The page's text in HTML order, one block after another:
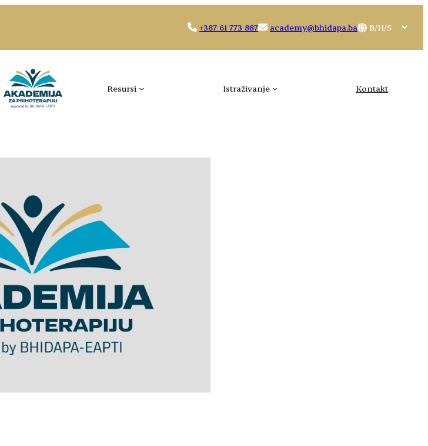
+387 61 773 887 academy@bhidapa.ba
Choose
Resursi Istraživanje Kontakt